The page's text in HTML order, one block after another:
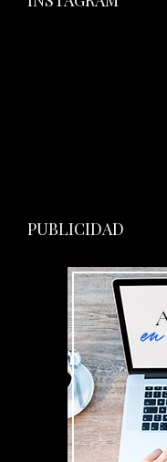
PUBLICIDAD